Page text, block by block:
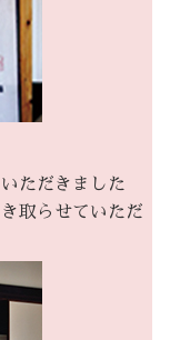
ただきました
取らせていただ